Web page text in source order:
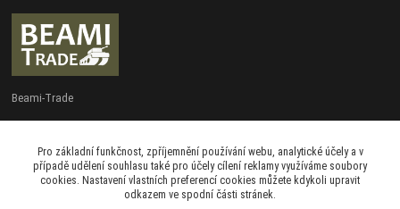
Beami-Trade
Po - Pá 9:00 - 16:00
admin@beami-trade.cz
Pro základní funkčnost, zpříjemnění používání webu, analytické účely a v
případě udělení souhlasu také pro účely cílení reklamy využíváme soubory
cookies. Nastavení vlastních preferencí cookies můžete kdykoli upravit
odkazem ve spodní části stránek.